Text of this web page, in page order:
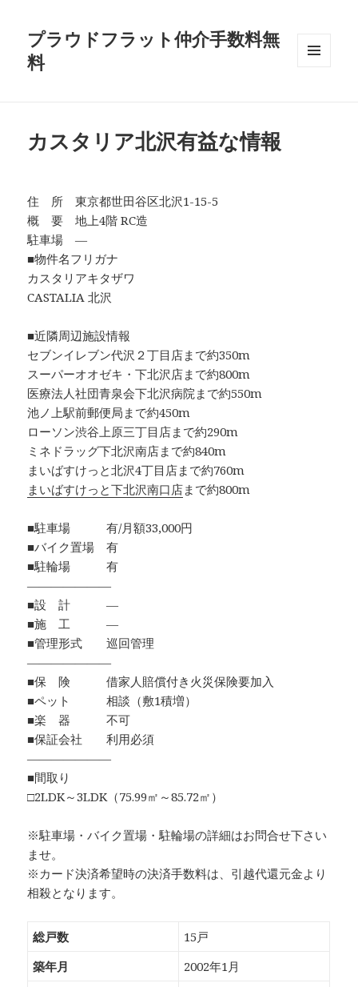
プラウドフラット仲介手数料無
料
カスタリア北沢有益な情報
住 所 東京都世田谷区北沢1-15-5
概 要 地上4階 RC造
駐車場 ―
■物件名フリガナ
カスタリアキタザワ
CASTALIA 北沢
■近隣周辺施設情報
セブンイレブン代沢２丁目店まで約350m
スーパーオオゼキ・下北沢店まで約800m
医療法人社団青泉会下北沢病院まで約550m
池ノ上駅前郵便局まで約450m
ローソン渋谷上原三丁目店まで約290m
ミネドラッグ下北沢南店まで約840m
まいばすけっと北沢4丁目店まで約760m
まいばすけっと下北沢南口店まで約800m
■駐車場 有/月額33,000円
■バイク置場 有
■駐輪場 有
―――――――
■設 計 ―
■施 工 ―
■管理形式 巡回管理
―――――――
■保 険 借家人賠償付き火災保険要加入
■ペット 相談（敷1積増）
■楽 器 不可
■保証会社 利用必須
―――――――
■間取り
□2LDK～3LDK（75.99㎡～85.72㎡）
※駐車場・バイク置場・駐輪場の詳細はお問合せ下さい
ませ。
※カード決済希望時の決済手数料は、引越代還元金より
相殺となります。
総戸数
15戸
築年月
2002年1月